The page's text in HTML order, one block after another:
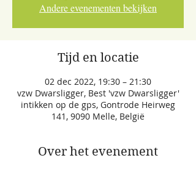
Andere evenementen bekijken
Tijd en locatie
02 dec 2022, 19:30 – 21:30
vzw Dwarsligger, Best 'vzw Dwarsligger'
intikken op de gps, Gontrode Heirweg
141, 9090 Melle, België
Over het evenement